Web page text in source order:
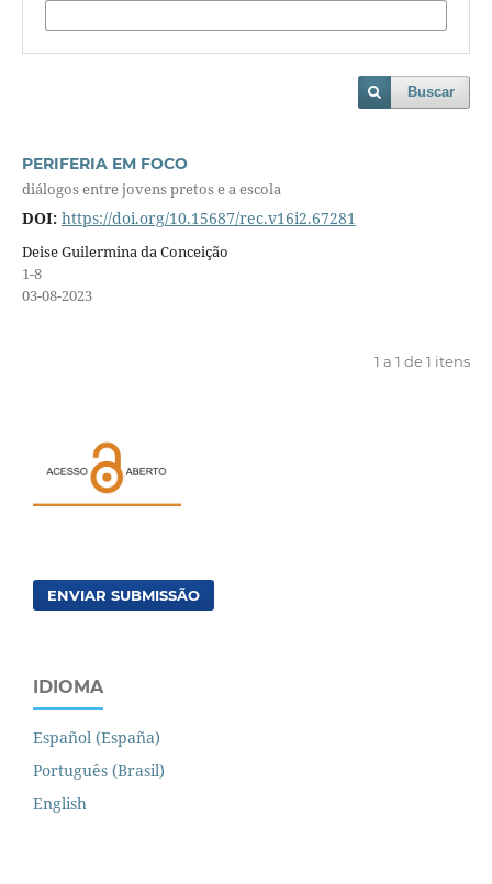
Buscar
PERIFERIA EM FOCO
diálogos entre jovens pretos e a escola
DOI: https://doi.org/10.15687/rec.v16i2.67281
Deise Guilermina da Conceição
1-8
03-08-2023
1 a 1 de 1 itens
ENVIAR SUBMISSÃO
IDIOMA
Español (España)
Português (Brasil)
English